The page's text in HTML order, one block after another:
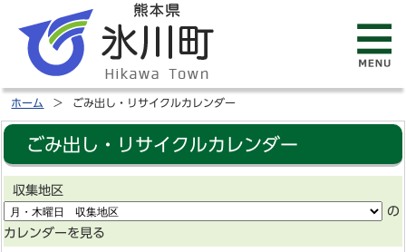
ホーム ごみ出し・リサイクルカレンダー
ごみ出し・リサイクルカレンダー
収集地区
の
カレンダーを見る